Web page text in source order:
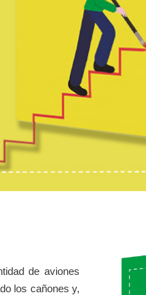
de aviones
los cañones y,